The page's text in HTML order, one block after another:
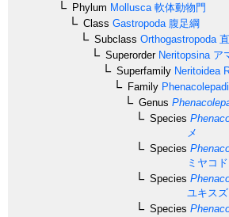
Phylum Mollusca 軟体動物門
Class Gastropoda 腹足綱
Subclass Orthogastropoda
SuperorderNeritopsina ア
Superfamily Neritoidea
Family
Genus
Species
メ
Species
ミヤコド
Species
ユキスズ
Species